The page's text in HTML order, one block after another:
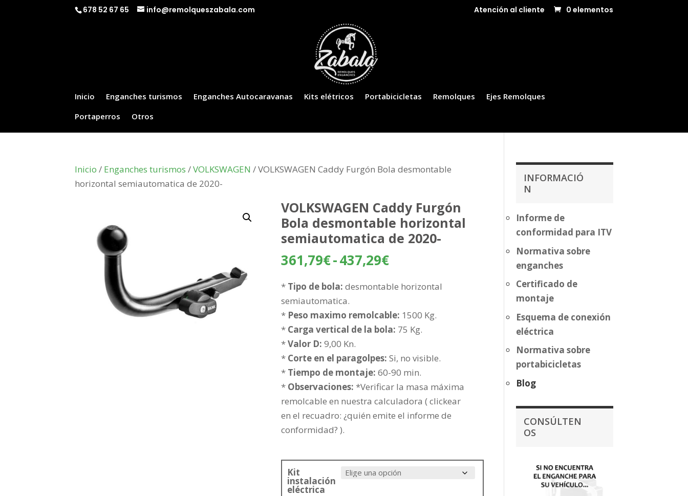
678 52 67 65 info@remolqueszabala.com Atención al cliente 0 elementos
Inicio Enganches turismos Enganches Autocaravanas Kits elétricos Portabicicletas Remolques
Ejes Remolques
Portaperros
Otros
Inicio / Enganches turismos /VOLKSWAGEN / VOLKSWAGEN Caddy Furgón Bola desmontable
horizontal semiautomatica de 2020-
VOLKSWAGEN Caddy Furgón
Bola desmontable horizontal
semiautomatica de 2020-
361,79€-437,29€Rango
precios:
361,79€
hasta
* Tipo de bola: desmontable horizontal
semiautomatica.
* Peso maximo remolcable: 1500 Kg.
* Carga vertical de la bola: 75 Kg.
*Valor D: 9,00 Kn.
* Corte en el paragolpes: Si, no visible.
* Tiempo de montaje: 60-90 min.
* Observaciones: *Verificar la masa máxima
remolcable en nuestra calculadora ( clickear
en el recuadro: ¿quién emite el informe de
conformidad? ).
Kit
instalación
eléctrica
INFORMACIÓ
N
Informe de
conformidad para ITV
Normativa sobre
enganches
Certificado de
montaje
Esquema de conexión
eléctrica
Normativa sobre
portabicicletas
Blog
CONSÚLTEN
OS